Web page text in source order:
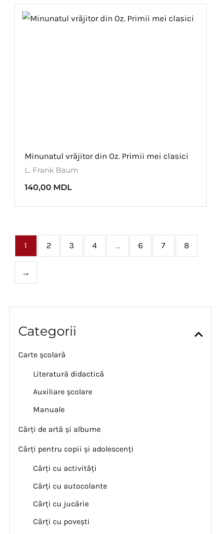
Categorii
Carte școlară
Literatură didactică
Auxiliare școlare
Manuale
Cărți de artă și albume
Cărți pentru copii și adolescenți
Cărți cu activități
Cărți cu autocolante
Cărți cu jucărie
Cărți cu povești
Minunatul vrăjitor din Oz. Primii mei clasici
L. Frank Baum
140,00 MDL
1 2 3 4 … 6 7 8
→